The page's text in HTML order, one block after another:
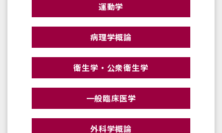
運動学
病理学概論
衛生学・公衆衛生学
一般臨床医学
外科学概論